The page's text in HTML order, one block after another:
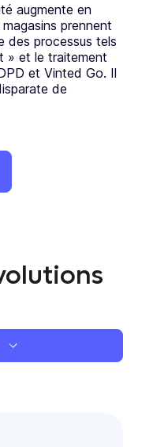
augmente en
prennent
des processus tels
» et le traitement
et Vinted Go. Il
de